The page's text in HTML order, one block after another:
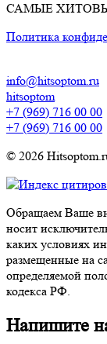
САМЫЕ
Политика
info@hitsoptom.ru
hitsoptom
+7 (969) 716 00 00
+7 (969) 716 00 00
© 2026
Обращаем Ваше
носит
каких условиях
размещенные на
определяемой
кодекса РФ.
Напишите